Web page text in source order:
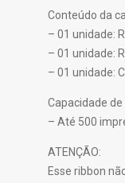
Conteúdo da
– 01 unidade:
– 01 unidade:
– 01 unidade:
Capacidade
– Até 500
ATENÇÃO:
Esse ribbon